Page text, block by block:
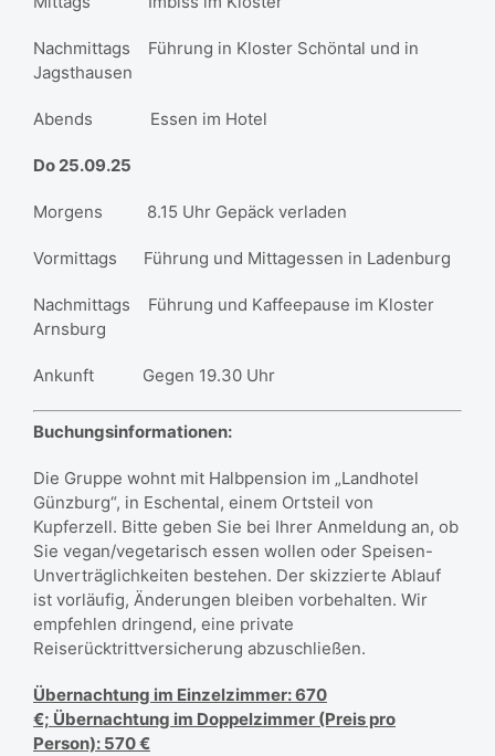
Nachmittags Führung in Kloster Schöntal und in
Jagsthausen
Abends Essen im Hotel
Do 25.09.25
Morgens 8.15 Uhr Gepäck verladen
Vormittags Führung und Mittagessen in Ladenburg
Nachmittags Führung und Kaffeepause im Kloster
Arnsburg
Ankunft Gegen 19.30 Uhr
Buchungsinformationen:
Die Gruppe wohnt mit Halbpension im „Landhotel
Günzburg“, in Eschental, einem Ortsteil von
Kupferzell. Bitte geben Sie bei Ihrer Anmeldung an, ob
Sie vegan/vegetarisch essen wollen oder Speisen-
Unverträglichkeiten bestehen. Der skizzierte Ablauf
ist vorläufig, Änderungen bleiben vorbehalten. Wir
empfehlen dringend, eine private
Reiserücktrittversicherung abzuschließen.
Übernachtung im Einzelzimmer: 670
€; Übernachtung im Doppelzimmer (Preis pro
Person): 570 €